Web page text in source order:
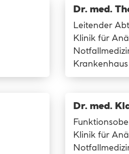
Dr. med.
Leitender
Klinik für
Dr. med.
Klinik für